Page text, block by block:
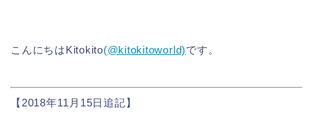
こんにちはKitokito(@kitokitoworld)です。
【2018年11月15日追記】